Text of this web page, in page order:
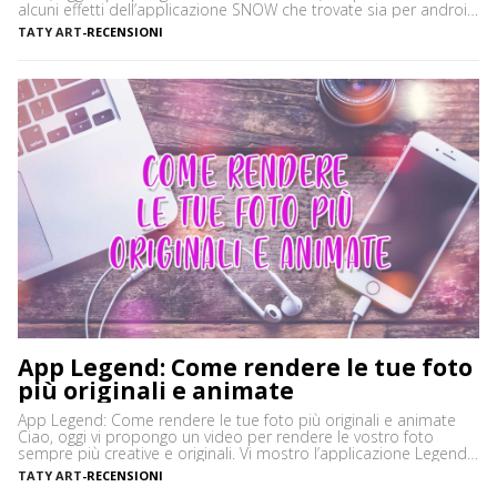
alcuni effetti dell’applicazione SNOW che trovate sia per android
che per apple, è una alternativa validissima alla più famosa app
Snapchat Questa app vi permette di realizzare selfie, gif
TATY ART-RECENSIONI
App Legend: Come rendere le tue foto
più originali e animate
App Legend: Come rendere le tue foto più originali e animate
Ciao, oggi vi propongo un video per rendere le vostro foto
sempre più creative e originali. Vi mostro l’applicazione Legend,
disponibile per Android e Apple. Che aspettate? Cliccate play e
scoprite questa fantastica app! Besitos ❤ ◕‿◕ Tatiana Passate
TATY ART-RECENSIONI